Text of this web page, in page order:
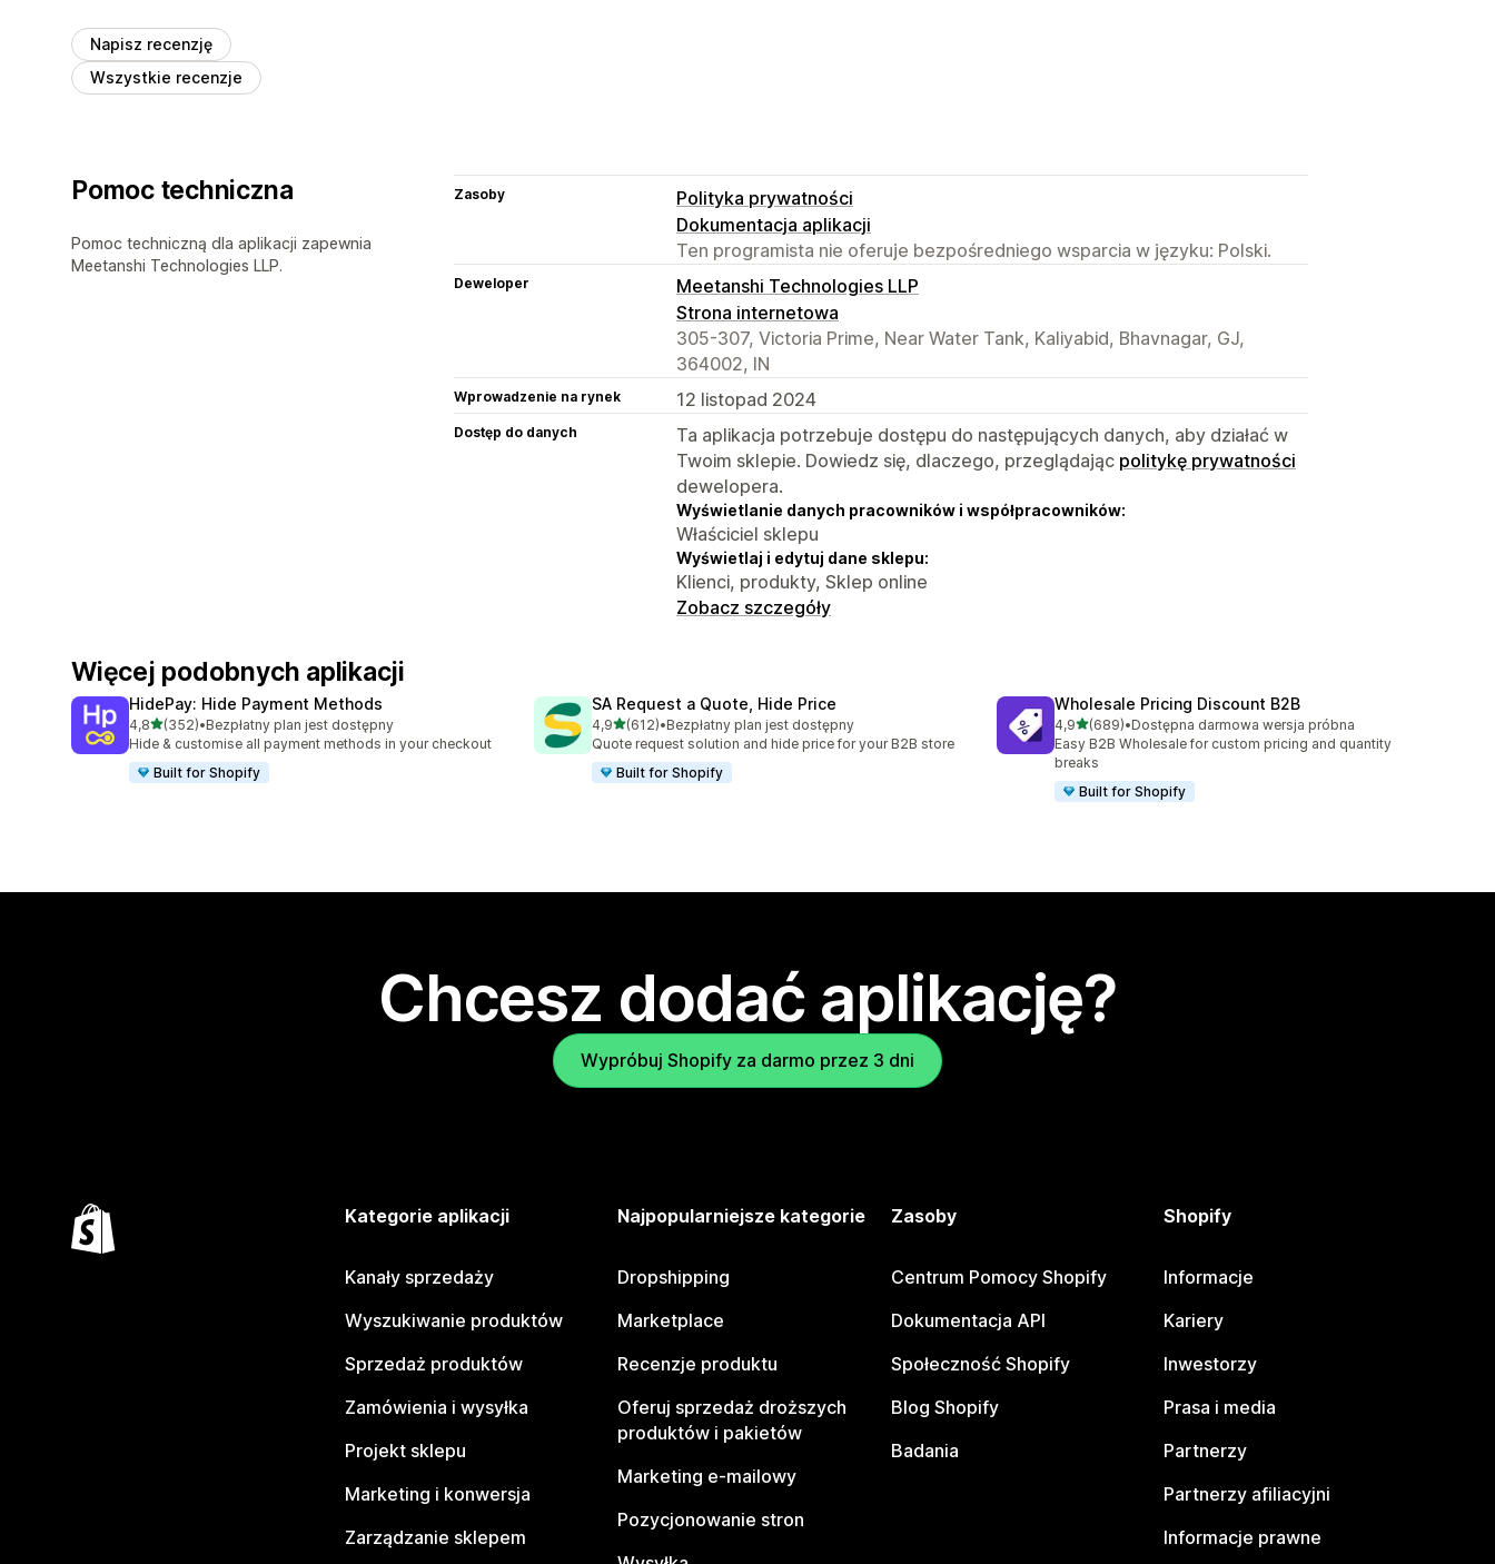
Napisz recenzję
Wszystkie recenzje
Pomoc techniczna
Pomoc techniczną dla aplikacji zapewnia
Meetanshi Technologies LLP.
Zasoby
Polityka prywatności
Dokumentacja aplikacji
Ten programista nie oferuje bezpośredniego wsparcia w języku: Polski.
Deweloper
Meetanshi Technologies LLP
Strona internetowa
305-307, Victoria Prime, Near Water Tank, Kaliyabid, Bhavnagar, GJ,
364002, IN
Wprowadzenie na rynek 12 listopad 2024
Dostęp do danych
Ta aplikacja potrzebuje dostępu do następujących danych, aby działać w
Twoim sklepie. Dowiedz się, dlaczego, przeglądając politykę prywatności
dewelopera.
Wyświetlanie danych pracowników i współpracowników:
Właściciel sklepu
Wyświetlaj i edytuj dane sklepu:
Klienci, produkty, Sklep online
Zobacz szczegóły
Więcej podobnych aplikacji
HidePay: Hide Payment Methods
4,8na 5 gwiazdek
(352)
Łączna liczba recenzji: 352
•Bezpłatny plan jest dostępny
Hide & customise all payment methods in your checkout
Built for Shopify
SA Request a Quote, Hide Price
4,9na 5 gwiazdek
(612)
Łączna liczba recenzji: 612
•Bezpłatny plan jest dostępny
Quote request solution and hide price for your B2B store
Built for Shopify
Wholesale Pricing Discount B2B
4,9na 5 gwiazdek
(689)
Łączna liczba recenzji: 689
•Dostępna darmowa wersja próbna
Easy B2B Wholesale for custom pricing and quantity
breaks
Built for Shopify
Chcesz dodać aplikację?
Wypróbuj Shopify za darmo przez 3 dni
Kategorie aplikacji
Kanały sprzedaży
Wyszukiwanie produktów
Sprzedaż produktów
Zamówienia i wysyłka
Projekt sklepu
Marketing i konwersja
Zarządzanie sklepem
Najpopularniejsze kategorie
Dropshipping
Marketplace
Recenzje produktu
Oferuj sprzedaż droższych
produktów i pakietów
Marketing e-mailowy
Pozycjonowanie stron
Zasoby
Centrum Pomocy Shopify
Dokumentacja API
Społeczność Shopify
Blog Shopify
Badania
Shopify
Informacje
Kariery
Inwestorzy
Prasa i media
Partnerzy
Partnerzy afiliacyjni
Informacje prawne